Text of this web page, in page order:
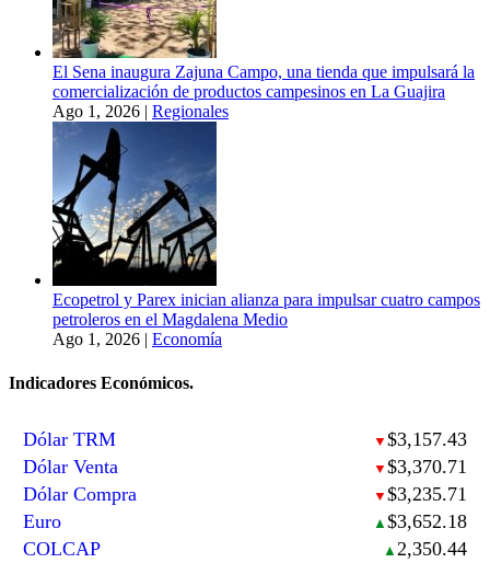
El Sena inaugura Zajuna Campo, una tienda que impulsará la
comercialización de productos campesinos en La Guajira
Ago 1, 2026 | Regionales
Ecopetrol y Parex inician alianza para impulsar cuatro campos
petroleros en el Magdalena Medio
Ago 1, 2026 | Economía
Indicadores Económicos.
Dólar TRM ▼ $3,157.43
Dólar Venta
▼ $3,370.71
Dólar Compra
▼ $3,235.71
Euro
▲ $3,652.18
COLCAP
▲ 2,350.44